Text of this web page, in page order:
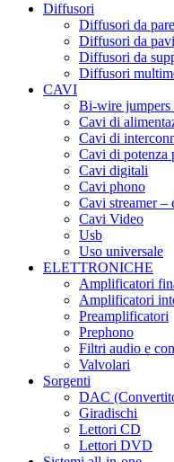
Diffusori
Diffusori da
Diffusori da
Diffusori da
Diffusori
CAVI
Bi-wire jumpers
Cavi di
Cavi di
Cavi di potenza
Cavi digitali
Cavi phono
Cavi streamer –
Cavi Video
Usb
Uso universale
ELETTRONICHE
Amplificatori
Amplificatori
Preamplificatori
Prephono
Filtri audio e
Valvolari
Sorgenti
DAC
Giradischi
Lettori CD
Lettori DVD